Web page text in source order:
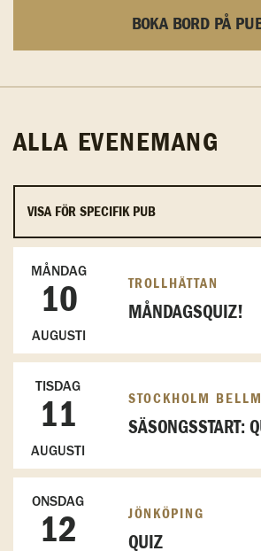
BOKA BORD PÅ
ALLA EVENEMANG
MÅNDAG
10
AUGUSTI
TROLLHÄTTAN
MÅNDAGSQUIZ!
TISDAG
11
AUGUSTI
STOCKHOLM
SÄSONGSSTART:
ONSDAG
12 JÖNKÖPING
QUIZ